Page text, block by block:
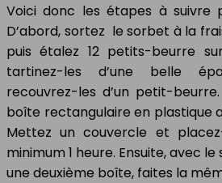
Voici donc les étapes à suivre
D’abord, sortez le sorbet à la
puis étalez 12 petits-beurre
tartinez-les d’une belle
recouvrez-les d’un petit-
boîte rectangulaire en plastique
Mettez un couvercle et
minimum 1 heure. Ensuite, avec
une deuxième boîte, faites la